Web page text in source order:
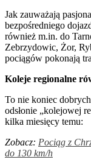
Jak zauważają
bezpośredniego
również m.in. do
Zebrzydowic, Żor,
pociągów pokonają
Koleje regionalne
To nie koniec
odsłonie „kolejowej
kilka miesięcy temu:
Zobacz: Pociąg z
do 130 km/h